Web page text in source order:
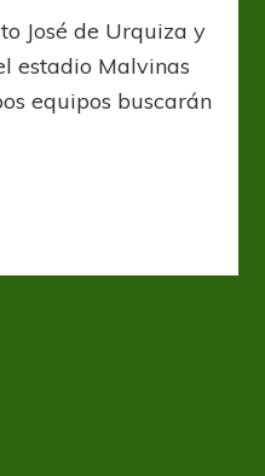
los
ojos
en
José de Urquiza y
estadio Malvinas
equipos buscarán